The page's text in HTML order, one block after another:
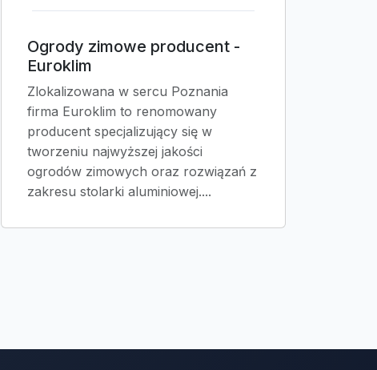
Ogrody zimowe producent -
Euroklim
Zlokalizowana w sercu Poznania
firma Euroklim to renomowany
producent specjalizujący się w
tworzeniu najwyższej jakości
ogrodów zimowych oraz rozwiązań z
zakresu stolarki aluminiowej....